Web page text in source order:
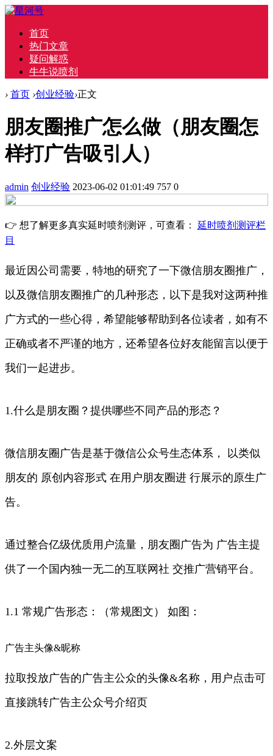
首页
热门文章
疑问解惑
牛牛说喷剂
› 首页 ›创业经验›正文
朋友圈推广怎么做（朋友圈怎
样打广告吸引人）
admin 创业经验 2023-06-02 01:01:49 757 0
👉 想了解更多真实延时喷剂测评，可查看： 延时喷剂测评栏
目
最近因公司需要，特地的研究了一下微信朋友圈推广，
以及微信朋友圈推广的几种形态，以下是我对这两种推
广方式的一些心得，希望能够帮助到各位读者，如有不
正确或者不严谨的地方，还希望各位好友能留言以便于
我们一起进步。
1.什么是朋友圈？提供哪些不同产品的形态？
微信朋友圈广告是基于微信公众号生态体系， 以类似
朋友的 原创内容形式 在用户朋友圈进 行展示的原生广
告。
通过整合亿级优质用户流量，朋友圈广告为 广告主提
供了一个国内独一无二的互联网社 交推广营销平台。
1.1 常规广告形态：（常规图文） 如图：
广告主头像&昵称
拉取投放广告的广告主公众的头像&名称，用户点击可
直接跳转广告主公众号介绍页
2.外层文案